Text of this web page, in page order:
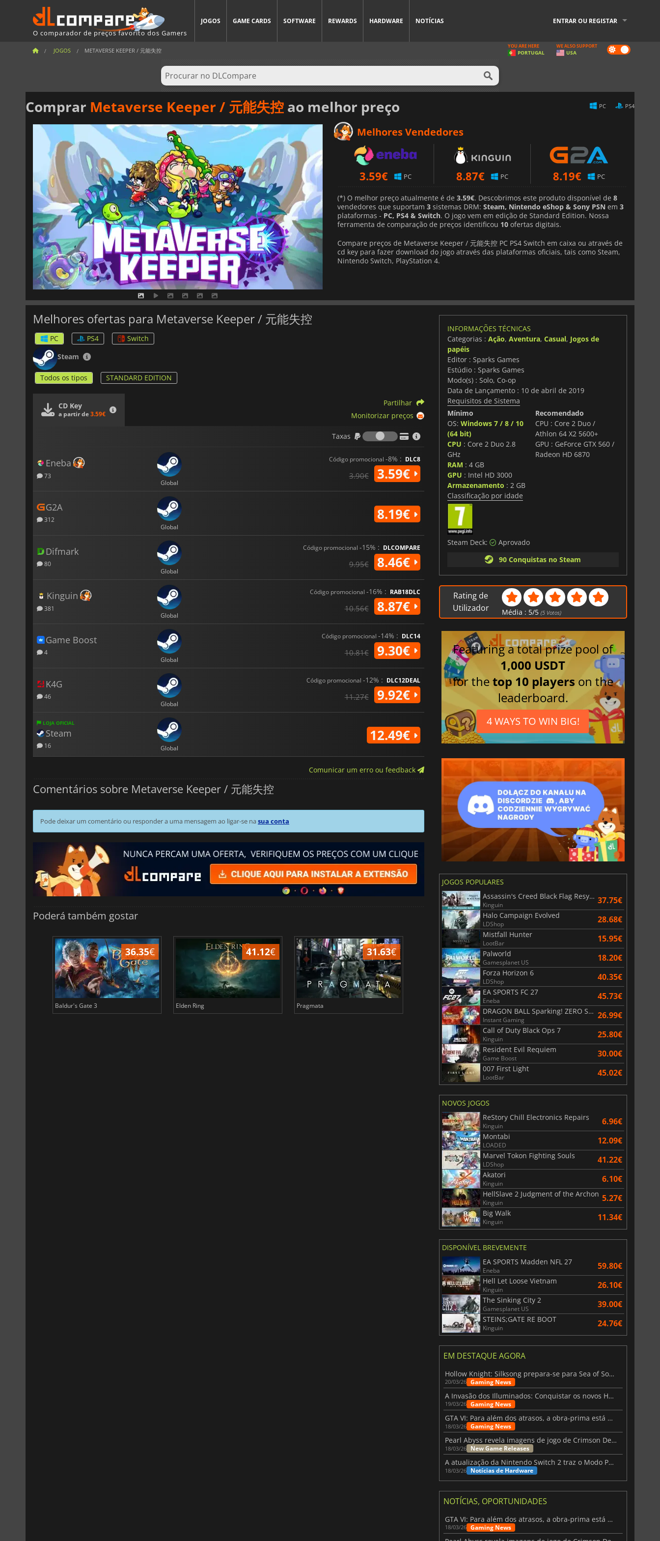
O comparador de preços favorito dos Gamers
JOGOS GAME CARDS SOFTWARE REWARDS HARDWARE NOTÍCIAS ENTRAR OU REGISTAR
JOGOS METAVERSE KEEPER / 元能失控 Dark
mode
YOU ARE HERE
PORTUGAL
WE ALSO SUPPORT
USA
Comprar Metaverse Keeper / 元能失控 ao melhor preço PC PS4
Melhores Vendedores
3.59€ PC 8.87€ PC 8.19€ PC
(*) O melhor preço atualmente é de 3.59€. Descobrimos este produto disponível de 8
vendedores que suportam 3 sistemas DRM: Steam, Nintendo eShop & Sony PSN em 3
plataformas - PC, PS4 & Switch. O jogo vem em edição de Standard Edition. Nossa
ferramenta de comparação de preços identificou 10 ofertas digitais.
Compare preços de Metaverse Keeper / 元能失控 PC PS4 Switch em caixa ou através de
cd key para fazer download do jogo através das plataformas oficiais, tais como Steam,
Nintendo Switch, PlayStation 4.
Melhores ofertas para Metaverse Keeper / 元能失控
PC PS4
Switch
Steam
Todos os tipos STANDARD EDITION
CD Key
a partir de3.59€
Partilhar
Monitorizar preços
Taxas
Taxas
Eneba
73
Global
Código promocional -8% : DLC8
3.90€ 3.59€
G2A
312
Global
8.19€
Difmark
80
Global
Código promocional -15% : DLCOMPARE
9.95€ 8.46€
Kinguin
381
Global
Código promocional -16% : RAB18DLC
10.56€ 8.87€
Game Boost
4
Global
Código promocional -14% : DLC14
10.81€ 9.30€
K4G
46
Global
Código promocional -12% : DLC12DEAL
11.27€ 9.92€
LOJA OFICIAL
Steam
16 Global
12.49€
Comunicar um erro ou feedback
Comentários sobre Metaverse Keeper / 元能失控
Pode deixar um comentário ou responder a uma mensagem ao ligar-se nasua conta
Poderá também gostar
36.35€
Baldur's Gate 3
41.12€
Elden Ring
31.63€
Pragmata
6.75€
Total War WARHAMMER 3
15.48
Lies Of P
INFORMAÇÕES TÉCNICAS
Categorias : Ação, Aventura, Casual, Jogos de
papéis
Editor : Sparks Games
Estúdio : Sparks Games
Modo(s) : Solo, Co-op
Data de Lançamento : 10 de abril de 2019
Requisitos de Sistema
Mínimo
OS: Windows 7 / 8 / 10
(64 bit)
CPU : Core 2 Duo 2.8
GHz
RAM : 4 GB
GPU : Intel HD 3000
Armazenamento : 2 GB
Recomendado
CPU : Core 2 Duo /
Athlon 64 X2 5600+
GPU : GeForce GTX 560 /
Radeon HD 6870
Classificação por idade
Steam Deck:
Aprovado
90 Conquistas no Steam
Rating de
Utilizador
Média : 5/5 (5 Votos)
Featuring a total prize pool of
1,000 USDT
for thetop 10 players on the
leaderboard.
4 WAYS TO WIN BIG!
JOGOS POPULARES
Assassin's Creed Black Flag Resynced
Kinguin 37.75€
Halo Campaign Evolved
LDShop 28.68€
Mistfall Hunter
LootBar 15.95€
Palworld
Gamesplanet US 18.20€
Forza Horizon 6
LDShop 40.35€
EA SPORTS FC 27
Eneba 45.73€
DRAGON BALL Sparking! ZERO Super Limit Breaking NEO
Instant Gaming 26.99€
Call of Duty Black Ops 7
Kinguin 25.80€
Resident Evil Requiem
Game Boost 30.00€
007 First Light
LootBar 45.02€
NOVOS JOGOS
ReStory Chill Electronics Repairs
Kinguin 6.96€
Montabi
LOADED 12.09€
Marvel Tokon Fighting Souls
LDShop 41.22€
Akatori
Kinguin 6.10€
HellSlave 2 Judgment of the Archon
Kinguin 5.27€
Big Walk
Kinguin 11.34€
DISPONÍVEL BREVEMENTE
EA SPORTS Madden NFL 27
Eneba 59.80€
Hell Let Loose Vietnam
Kinguin 26.10€
The Sinking City 2
Gamesplanet US 39.00€
STEINS;GATE RE BOOT
Kinguin 24.76€
EM DESTAQUE AGORA
Hollow Knight: Silksong prepara-se para Sea of Sorrow com um patch
20/03/26 Gaming News
A Invasão dos Illuminados: Conquistar os novos Helldivers 2 Atualização!
19/03/26 Gaming News
GTA VI: Para além dos atrasos, a obra-prima está quase a chegar
18/03/26 Gaming News
Pearl Abyss revela imagens de jogo de Crimson Desert para a PS5
18/03/26 New Game Releases
A atualização da Nintendo Switch 2 traz o Modo Portátil aos jogos mais antigos da Switch
18/03/26 Notícias de Hardware
NOTÍCIAS, OPORTUNIDADES
GTA VI: Para além dos atrasos, a obra-prima está quase a chegar
18/03/26 Gaming News